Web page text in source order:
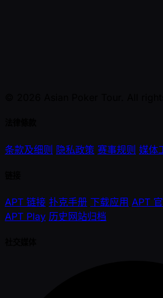
条款及细则 隐私政策 赛事规则 媒体
APT 链接 扑克手册 下载应用 APT
APT Play 历史网站归档